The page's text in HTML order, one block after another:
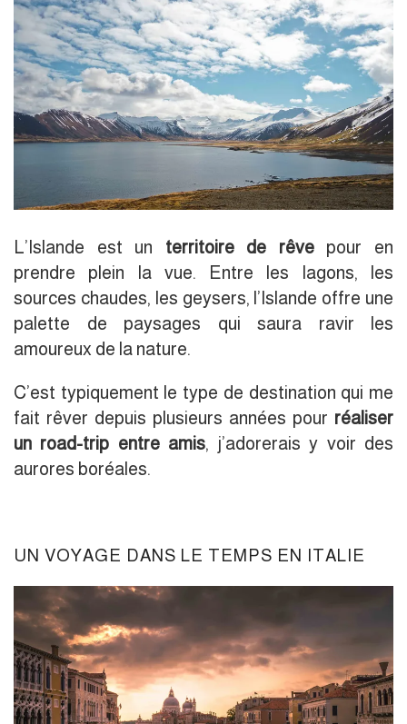
L’Islande est un territoire de rêvepour en
prendre plein la vue. Entre les lagons, les
sources chaudes, les geysers, l’Islande offre une
palette de paysages qui saura ravir les
amoureux de la nature.
C’est typiquement le type de destination qui me
fait rêver depuis plusieurs années pour réaliser
un road-trip entre amis, j’adorerais y voir des
aurores boréales.
UN VOYAGE DANS LE TEMPS EN ITALIE